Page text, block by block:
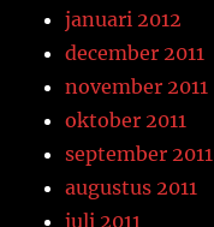
januari 2012
december 2011
november 2011
oktober 2011
september 2011
augustus 2011
juli 2011